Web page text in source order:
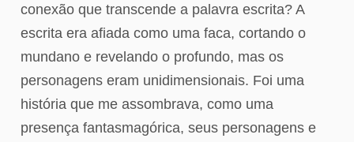
conexão que transcende a palavra escrita? A
escrita era afiada como uma faca, cortando o
mundano e revelando o profundo, mas os
personagens eram unidimensionais. Foi uma
história que me assombrava, como uma
presença fantasmagórica, seus personagens e